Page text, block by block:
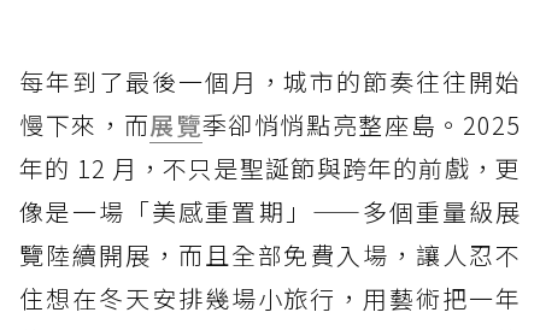
每年到了最後一個月，城市的節奏往往開始
慢下來，而展覽季卻悄悄點亮整座島。2025
年的 12 月，不只是聖誕節與跨年的前戲，更
像是一場「美感重置期」——多個重量級展
覽陸續開展，而且全部免費入場，讓人忍不
住想在冬天安排幾場小旅行，用藝術把一年